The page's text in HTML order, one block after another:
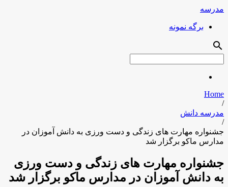
مدرسه
برگه نمونه
search
Home
/
مدرسه دانش
/
جشنواره مهارت های زندگی و دست ورزی به دانش آموزان در
مدارس ماکو برگزار شد
جشنواره مهارت های زندگی و دست ورزی
به دانش آموزان در مدارس ماکو برگزار شد